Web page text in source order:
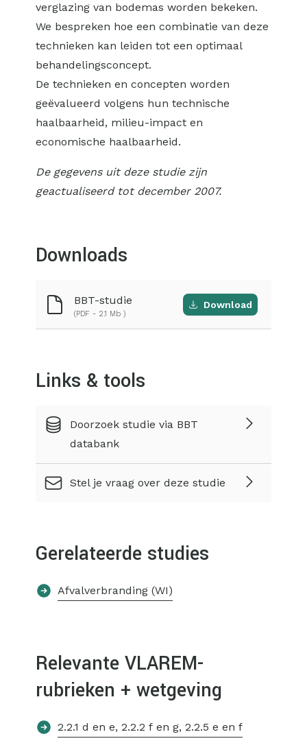
verglazing van bodemas worden bekeken.
We bespreken hoe een combinatie van deze
technieken kan leiden tot een optimaal
behandelingsconcept.
De technieken en concepten worden
geëvalueerd volgens hun technische
haalbaarheid, milieu-impact en
economische haalbaarheid.
De gegevens uit deze studie zijn
geactualiseerd tot december 2007.
Downloads
BBT-studie
(PDF - 2.1 Mb )
Download
Links & tools
Doorzoek studie via BBT
databank
Stel je vraag over deze studie
Gerelateerde studies
Afvalverbranding (WI)
Relevante VLAREM-
rubrieken + wetgeving
2.2.1 d en e, 2.2.2 f en g, 2.2.5 e en f